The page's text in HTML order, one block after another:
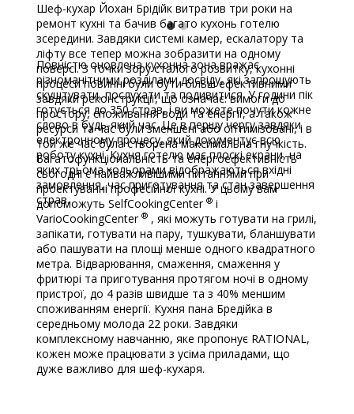
.
.
Повністю оновлена ​​кухонна зона вражає
різноманітними розділами досвіду, які запрошують
скуштувати, послухати та подивитися. У години пік
готується до 350 страв, і ви можете почути кожне
слово в будь-який час. Це в першу чергу завдяки
електронному процесу, який документує всю
роботу кухні. Кухня готелю має плоскі екрани, на
яких трьома кольорами відображаються вхідні
замовлення, час приготування та стан завершення
страв.
Шеф-кухар Йохан Брідійк витратив три роки на
ремонт кухні та бачив багато кухонь готелю
зсередини. Завдяки системі камер, ескалатору та
ліфту все тепер можна зобразити на одному
поверсі. З точки зору сталого розвитку, кухонні
процеси повинні були бути більш ефективними
завдяки реконструкції, що означає: вимоги до
простору, споживання води та енергії, а також
ресурси та час були зменшені або оптимізовані, і в
той же час була створена максимальна гнучкість.
Багатофункціональність та енергоефективність
сьогодні є найважливішими питаннями при
проектуванні професійної кухні. У цьому вам
допоможуть SelfCookingCenter® і
VarioCookingCenter® , які можуть готувати на грилі,
запікати, готувати на пару, тушкувати, бланшувати
або пашувати на площі менше одного квадратного
метра. Відварювання, смаження, смаження у
фритюрі та приготування протягом ночі в одному
пристрої, до 4 разів швидше та з 40% меншим
споживанням енергії. Кухня пана Бредійка в
середньому молода 22 роки. Завдяки
комплексному навчанню, яке пропонує RATIONAL,
кожен може працювати з усіма приладами, що
дуже важливо для шеф-кухаря.